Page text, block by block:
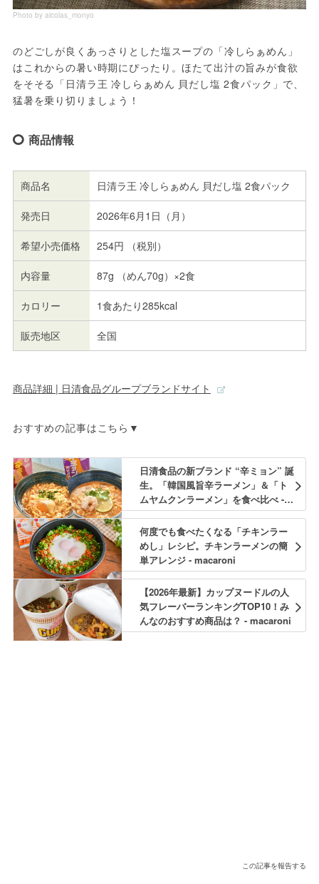
Photo by aicolas_monyo
のどごしが良くあっさりとした塩スープの「冷しらぁめん」
はこれからの暑い時期にぴったり。ほたて出汁の旨みが食欲
をそそる「日清ラ王 冷しらぁめん 貝だし塩 2食パック」で、
猛暑を乗り切りましょう！
商品情報
商品名 日清ラ王 冷しらぁめん 貝だし塩 2食パック
発売日 2026年6月1日（月）
希望小売価格 254円 （税別）
内容量 87g （めん70g）×2食
カロリー 1食あたり285kcal
販売地区 全国
商品詳細 | 日清食品グループブランドサイト
おすすめの記事はこちら▼
日清食品の新ブランド “辛ミョン” 誕
生。「韓国風旨辛ラーメン」＆「ト
ムヤムクンラーメン」を食べ比べ -
macaroni
何度でも食べたくなる「チキンラー
めし」レシピ。チキンラーメンの簡
単アレンジ - macaroni
【2026年最新】カップヌードルの人
気フレーバーランキングTOP10！み
んなのおすすめ商品は？ - macaroni
この記事を報告する